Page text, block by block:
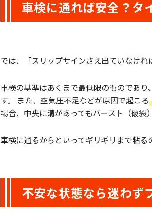
車検に通れば安全？タ
では、「スリップサインさえ出ていなけれ
車検の基準はあくまで最低限のものであ
す。 また、空気圧不足などが原因で起こる
場合、中央に溝があってもバースト（破裂
車検に通るからといってギリギリまで粘る
不安な状態なら迷わず